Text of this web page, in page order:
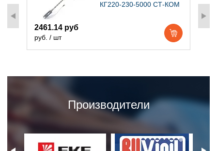
КГ220-230-5000 СТ-КОМ
2461.14 руб
руб. / шт
Производители